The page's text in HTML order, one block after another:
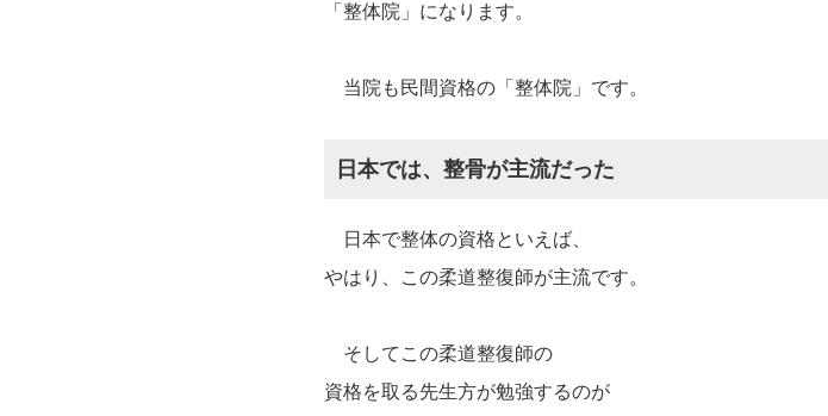
「整体院」になります。
当院も民間資格の「整体院」です。
日本では、整骨が主流だった
日本で整体の資格といえば、
やはり、この柔道整復師が主流です。
そしてこの柔道整復師の
資格を取る先生方が勉強するのが